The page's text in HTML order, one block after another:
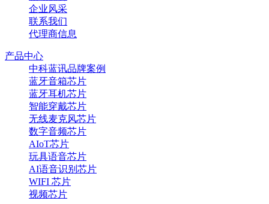
企业风采
联系我们
代理商信息
产品中心
中科蓝讯品牌案例
蓝牙音箱芯片
蓝牙耳机芯片
智能穿戴芯片
无线麦克风芯片
数字音频芯片
AIoT芯片
玩具语音芯片
AI语音识别芯片
WIFI 芯片
视频芯片